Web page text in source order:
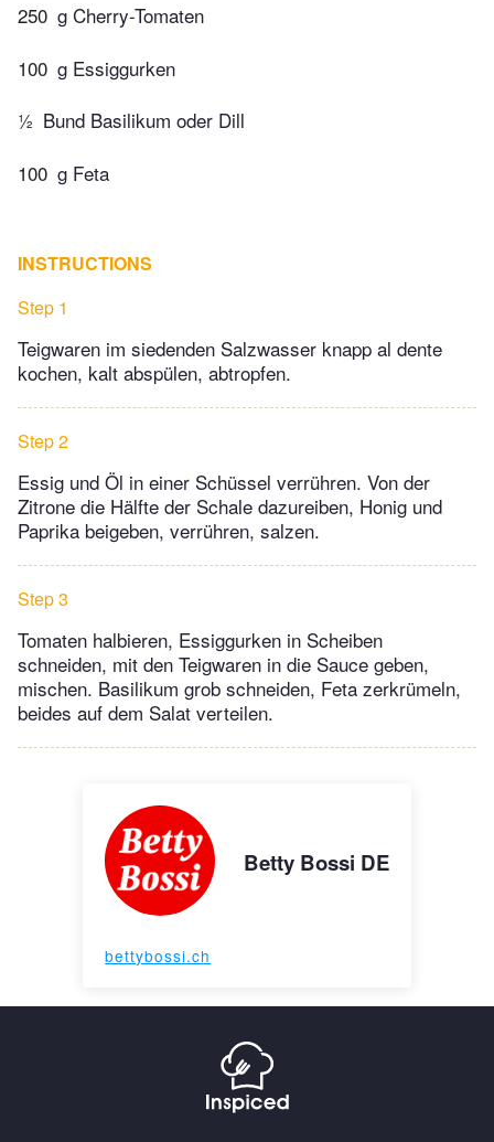
250 g Cherry-Tomaten
100 g Essiggurken
½ Bund Basilikum oder Dill
100 g Feta
INSTRUCTIONS
Step 1
Teigwaren im siedenden Salzwasser knapp al dente
kochen, kalt abspülen, abtropfen.
Step 2
Essig und Öl in einer Schüssel verrühren. Von der
Zitrone die Hälfte der Schale dazureiben, Honig und
Paprika beigeben, verrühren, salzen.
Step 3
Tomaten halbieren, Essiggurken in Scheiben
schneiden, mit den Teigwaren in die Sauce geben,
mischen. Basilikum grob schneiden, Feta zerkrümeln,
beides auf dem Salat verteilen.
Betty Bossi DE
bettybossi.ch